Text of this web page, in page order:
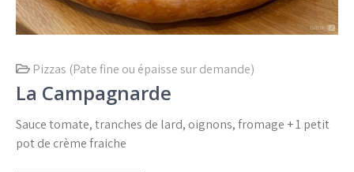
Pizzas (Pate fine ou épaisse sur demande)
La Campagnarde
Sauce tomate, tranches de lard, oignons, fromage + 1 petit
pot de crème fraiche